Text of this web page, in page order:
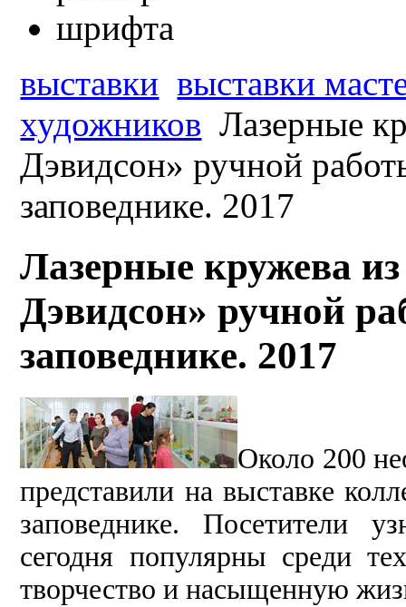
выставки выставки
художников Лазерные
Дэвидсон» ручной
заповеднике. 2017
Лазерные кружева
Дэвидсон» ручной
заповеднике. 2017
Около 200
представили на выставке
заповеднике. Посетители
сегодня популярны среди
творчество и насыщенную